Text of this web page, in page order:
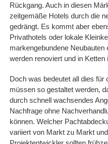
Rückgang. Auch in diesen
zeitgemäße Hotels durch die
gedrängt. Es kommt aber
Privathotels oder lokale
markengebundene
werden renoviert und in Ketten
Doch was bedeutet all dies
müssen so gestaltet werden,
durch schnell wachsendes
Nachfrage ohne
können. Welcher
variiert von Markt zu Markt